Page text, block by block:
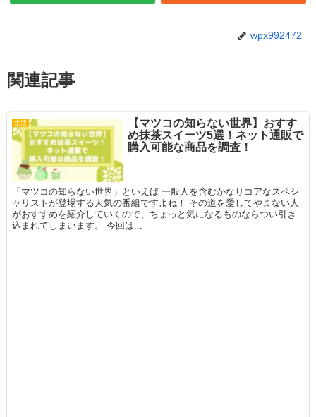
wpx992472
関連記事
生活
【マツコの知らない世界】おすす
め抹茶スイーツ5選！ネット通販で
購入可能な商品を調査！
「マツコの知らない世界」といえば 一般人を含むかなりコアなスペシ
ャリストが登場する人気の番組ですよね！ その道を愛してやまない人
がおすすめを紹介していくので、ちょっと気になるものならつい引き
込まれてしまいます。 今回は...